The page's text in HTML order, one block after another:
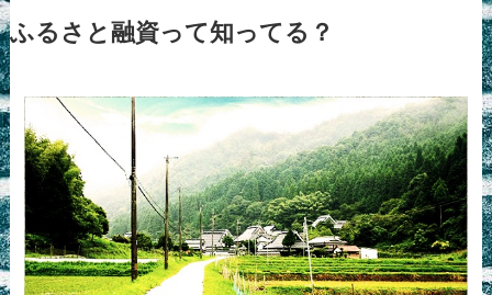
ふるさと融資って知ってる？